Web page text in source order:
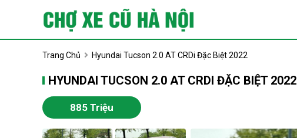
Trang Chủ Hyundai Tucson 2.0 AT CRDi Đặc Biệt 2022
HYUNDAI TUCSON 2.0 AT CRDI ĐẶC BIỆT 2022
885 Triệu